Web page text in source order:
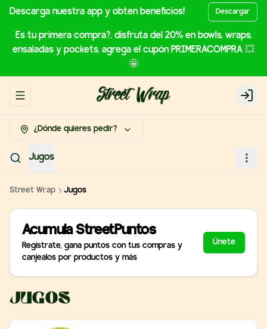
Descarga nuestra app y obten beneficios! Descargar
Es tu primera compra?, disfruta del 20% en bowls, wraps,
ensaladas y pockets, agrega el cupón PRIMERACOMPRA 💥
🤩
Abrir menu de navegación Login
¿Dónde quieres pedir?
Jugos
Street Wrap Jugos
AcumulaStreetPuntos
Regístrate, gana puntos con tus compras y
canjealos por productos y más
Únete
Jugos